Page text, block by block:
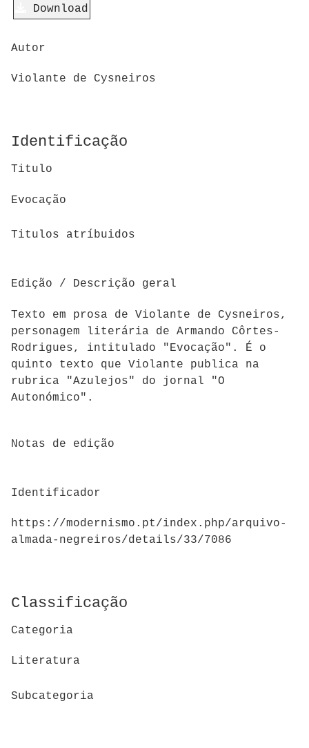
Download
Autor
Violante de Cysneiros
Identificação
Titulo
Evocação
Titulos atríbuidos
Edição / Descrição geral
Texto em prosa de Violante de Cysneiros,
personagem literária de Armando Côrtes-
Rodrigues, intitulado "Evocação". É o
quinto texto que Violante publica na
rubrica "Azulejos" do jornal "O
Autonómico".
Notas de edição
Identificador
https://modernismo.pt/index.php/arquivo-
almada-negreiros/details/33/7086
Classificação
Categoria
Literatura
Subcategoria